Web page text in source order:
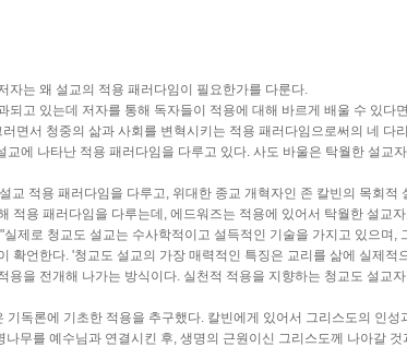
자는 왜 설교의 적용 패러다임이 필요한가를 다룬다.
고 있는데 저자를 통해 독자들이 적용에 대해 바르게 배울 수 있다
면서 청중의 삶과 사회를 변혁시키는 적용 패러다임으로써의 네 다
에 나타난 적용 패러다임을 다루고 있다. 사도 바울은 탁월한 설교
교 적용 패러다임을 다루고, 위대한 종교 개혁자인 존 칼빈의 목회
적용 패러다임을 다루는데, 에드워즈는 적용에 있어서 탁월한 설교
제로 청교도 설교는 수사학적이고 설득적인 기술을 가지고 있으며,
확언한다. '청교도 설교의 가장 매력적인 특징은 교리를 삶에 실제
을 전개해 나가는 방식이다. 실천적 적용을 지향하는 청교도 설교
독론에 기초한 적용을 추구했다. 칼빈에게 있어서 그리스도의 인성
무를 예수님과 연결시킨 후, 생명의 근원이신 그리스도께 나아갈